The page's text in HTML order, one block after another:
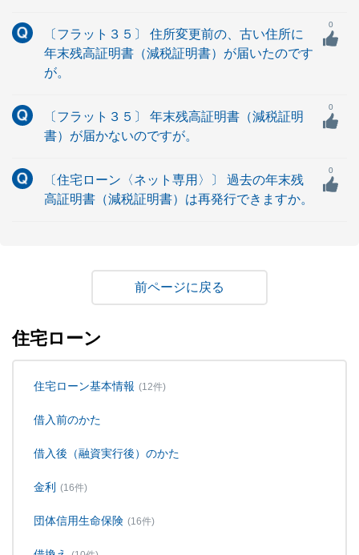
〔フラット３５〕 住所変更前の、古い住所に
年末残高証明書（減税証明書）が届いたのです
が。
0
〔フラット３５〕 年末残高証明書（減税証明
書）が届かないのですが。
0
〔住宅ローン〈ネット専用〉〕 過去の年末残
高証明書（減税証明書）は再発行できますか。
0
戻る
住宅ローン
住宅ローン基本情報 (12件)
借入前のかた
借入後（融資実行後）のかた
金利 (16件)
団体信用生命保険 (16件)